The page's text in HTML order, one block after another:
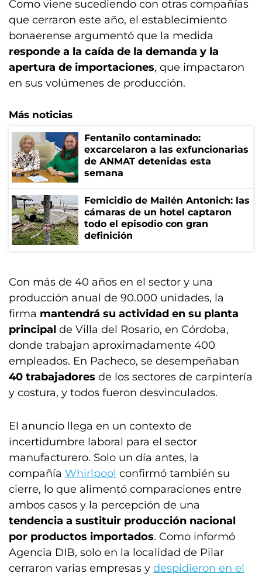
Como viene sucediendo con otras compañías
que cerraron este año, el establecimiento
bonaerense argumentó que la medida
responde a la caída de la demanda y la
apertura de importaciones, que impactaron
en sus volúmenes de producción.
Más noticias
Fentanilo contaminado:
excarcelaron a las exfuncionarias
de ANMAT detenidas esta
semana
Femicidio de Mailén Antonich: las
cámaras de un hotel captaron
todo el episodio con gran
definición
Con más de 40 años en el sector y una
producción anual de 90.000 unidades, la
firma mantendrá su actividad en su planta
principal de Villa del Rosario, en Córdoba,
donde trabajan aproximadamente 400
empleados. En Pacheco, se desempeñaban
40 trabajadores de los sectores de carpintería
y costura, y todos fueron desvinculados.
El anuncio llega en un contexto de
incertidumbre laboral para el sector
manufacturero. Solo un día antes, la
compañía Whirlpool confirmó también su
cierre, lo que alimentó comparaciones entre
ambos casos y la percepción de una
tendencia a sustituir producción nacional
por productos importados. Como informó
Agencia DIB, solo en la localidad de Pilar
cerraron varias empresas y despidieron en el